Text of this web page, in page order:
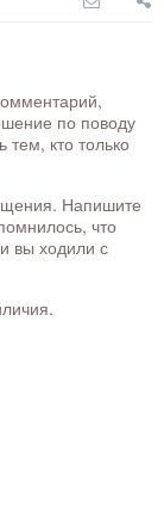
по поводу
тем, кто только
Напишите
что
вы ходили с